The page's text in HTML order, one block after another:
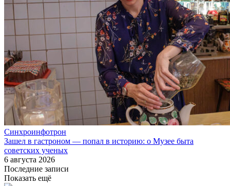
Синхроинфотрон
Зашел в гастроном — попал в историю: о Музее быта
советских ученых
6 августа 2026
Последние записи
Показать ещё